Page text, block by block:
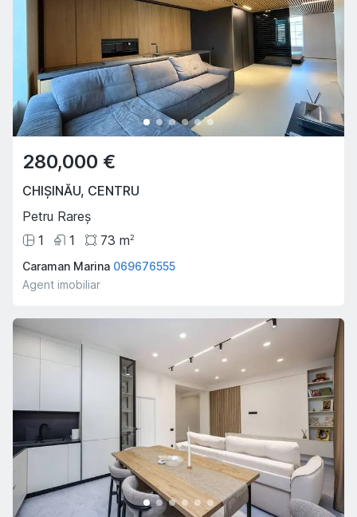
280,000 €
CHIȘINĂU, CENTRU
Petru Rareș
1
1 73 m2
Caraman Marina 069676555
Agent imobiliar